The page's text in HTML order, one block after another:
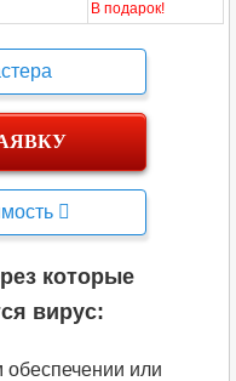
В подарок!
которые
вирус:
или